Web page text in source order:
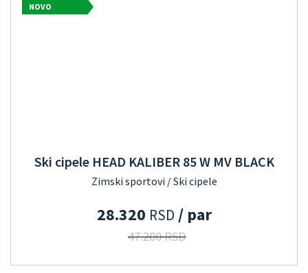
NOVO
Ski cipele HEAD KALIBER 85 W MV BLACK
Zimski sportovi / Ski cipele
28.320 RSD / par
47.200 RSD